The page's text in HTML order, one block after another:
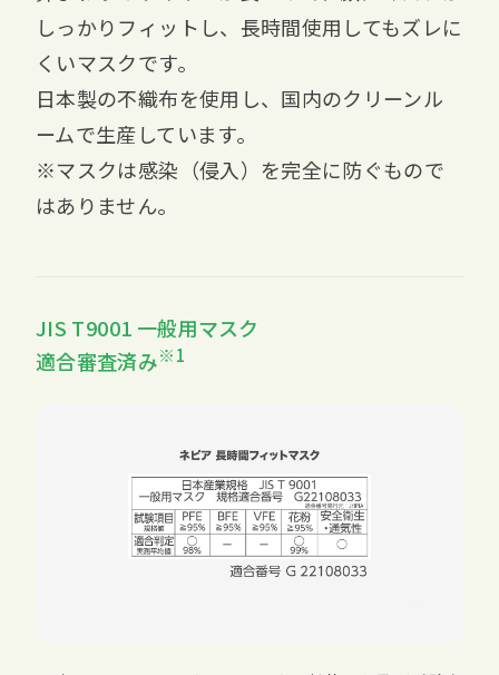
しっかりフィットし、長時間使用してもズレに
くいマスクです。
日本製の不織布を使用し、国内のクリーンル
ームで生産しています。
※マスクは感染（侵入）を完全に防ぐもので
はありません。
JIS T9001 一般用マスク
適合審査済み※1